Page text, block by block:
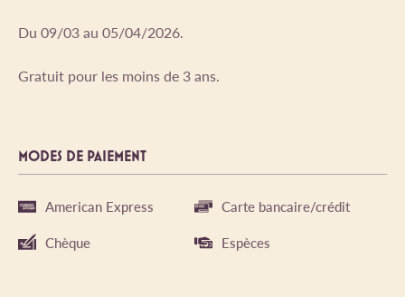
Du 09/03 au 05/04/2026.
Gratuit pour les moins de 3 ans.
MODES DE PAIEMENT
American Express
Carte bancaire/crédit
Chèque
Espèces